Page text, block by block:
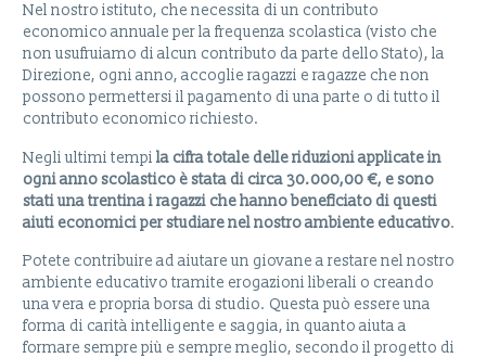
Nel nostro istituto, che necessita di un contributo
economico annuale per la frequenza scolastica (visto che
non usufruiamo di alcun contributo da parte dello Stato), la
Direzione, ogni anno, accoglie ragazzi e ragazze che non
possono permettersi il pagamento di una parte o di tutto il
contributo economico richiesto.
Negli ultimi tempi la cifra totale delle riduzioni applicate in
ogni anno scolastico è stata di circa 30.000,00 €, e sono
stati una trentina i ragazzi che hanno beneficiato di questi
aiuti economici per studiare nel nostro ambiente educativo.
Potete contribuire ad aiutare un giovane a restare nel nostro
ambiente educativo tramite erogazioni liberali o creando
una vera e propria borsa di studio. Questa può essere una
forma di carità intelligente e saggia, in quanto aiuta a
formare sempre più e sempre meglio, secondo il progetto di